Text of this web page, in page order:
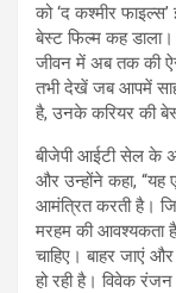
को ‘द कश्मीर
बेस्ट फिल्म कह डाला।
जीवन में अब तक की
तभी देखें जब आपमें
है, उनके करियर की
बीजेपी आईटी सेल के
और उन्होंने कहा, “यह
आमंत्रित करती है।
मरहम की आवश्यकता
चाहिए। बाहर जाएं
हो रही है। विवेक